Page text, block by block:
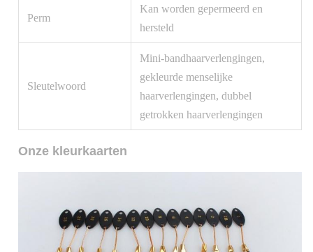
Perm
Kan worden gepermeerd en
hersteld
Sleutelwoord
Mini-bandhaarverlengingen,
gekleurde menselijke
haarverlengingen, dubbel
getrokken haarverlengingen
Onze kleurkaarten